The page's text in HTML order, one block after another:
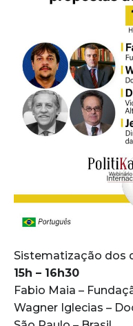
Sistematização dos
15h – 16h30
Fabio Maia –
Wagner Iglecias –